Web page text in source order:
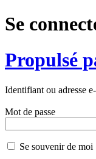
Se
Propulsé
Identifiant ou adresse
Mot de passe
Se souvenir de moi